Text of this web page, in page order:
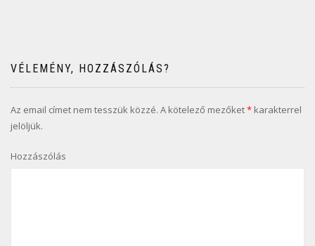
VÉLEMÉNY, HOZZÁSZÓLÁS?
Az email címet nem tesszük közzé. A kötelező mezőket* karakterrel
jelöljük.
Hozzászólás